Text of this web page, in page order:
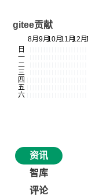
gitee贡献
资讯
智库
评论